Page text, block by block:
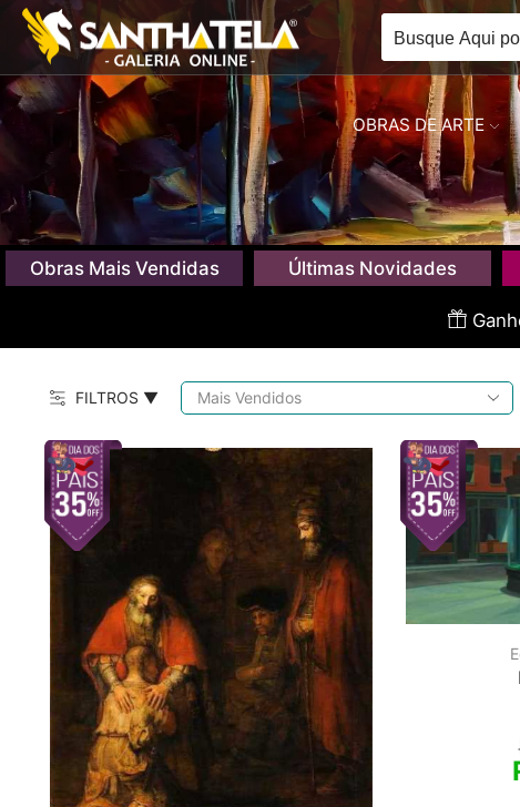
OBRAS DE ARTE
Obras Mais Vendidas Últimas Novidades
FILTROS ▼